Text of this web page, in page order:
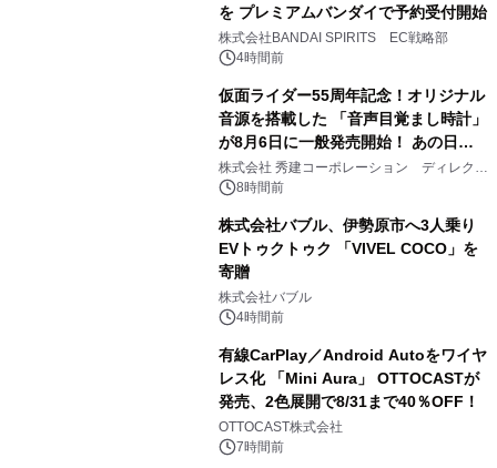
を プレミアムバンダイで予約受付開始
株式会社BANDAI SPIRITS EC戦略部
4時間前
仮面ライダー55周年記念！オリジナル
音源を搭載した 「音声目覚まし時計」
が8月6日に一般発売開始！ あの日の
大興奮が今甦る
株式会社 秀建コーポレーション ディレクト
アートギャラリー
8時間前
株式会社バブル、伊勢原市へ3人乗り
EVトゥクトゥク 「VIVEL COCO」を
寄贈
株式会社バブル
4時間前
有線CarPlay／Android Autoをワイヤ
レス化 「Mini Aura」 OTTOCASTが
発売、2色展開で8/31まで40％OFF！
OTTOCAST株式会社
7時間前